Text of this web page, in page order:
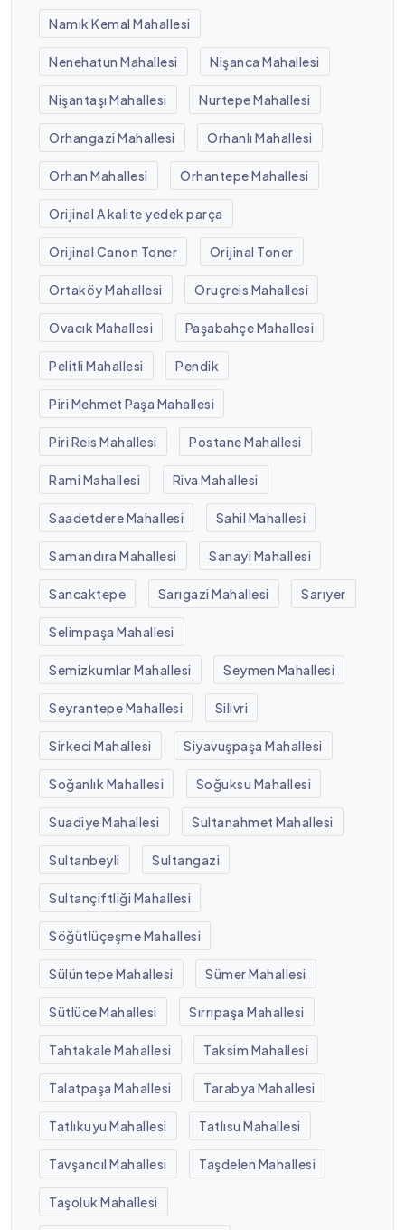
Namık Kemal Mahallesi
Nenehatun Mahallesi Nişanca Mahallesi
Nişantaşı Mahallesi Nurtepe Mahallesi
Orhangazi Mahallesi Orhanlı Mahallesi
Orhan Mahallesi Orhantepe Mahallesi
Orijinal A kalite yedek parça
Orijinal Canon Toner Orijinal Toner
Ortaköy Mahallesi Oruçreis Mahallesi
Ovacık Mahallesi Paşabahçe Mahallesi
Pelitli Mahallesi Pendik
Piri Mehmet Paşa Mahallesi
Piri Reis Mahallesi Postane Mahallesi
Rami Mahallesi Riva Mahallesi
Saadetdere Mahallesi Sahil Mahallesi
Samandıra Mahallesi Sanayi Mahallesi
Sancaktepe Sarıgazi Mahallesi Sarıyer
Selimpaşa Mahallesi
Semizkumlar Mahallesi Seymen Mahallesi
Seyrantepe Mahallesi Silivri
Sirkeci Mahallesi Siyavuşpaşa Mahallesi
Soğanlık Mahallesi Soğuksu Mahallesi
Suadiye Mahallesi Sultanahmet Mahallesi
Sultanbeyli Sultangazi
Sultançiftliği Mahallesi
Söğütlüçeşme Mahallesi
Sülüntepe Mahallesi Sümer Mahallesi
Sütlüce Mahallesi Sırrıpaşa Mahallesi
Tahtakale Mahallesi Taksim Mahallesi
Talatpaşa Mahallesi Tarabya Mahallesi
Tatlıkuyu Mahallesi Tatlısu Mahallesi
Tavşancıl Mahallesi Taşdelen Mahallesi
Taşoluk Mahallesi